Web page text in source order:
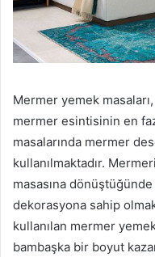
Mermer yemek
mermer esintisinin en
masalarında mermer
kullanılmaktadır.
masasına
dekorasyona sahip
kullanılan mermer
bambaşka bir boyut